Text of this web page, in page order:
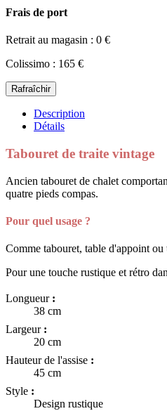
Frais de port
Retrait au magasin : 0 €
Colissimo : 165 €
Description
Détails
Tabouret de traite vintage
Ancien tabouret de chalet
quatre pieds compas.
Pour quel usage ?
Comme tabouret, table d'appoint ou
Pour une touche rustique et rétro
Longueur :
38 cm
Largeur :
20 cm
Hauteur de l'assise :
45 cm
Style :
Design rustique